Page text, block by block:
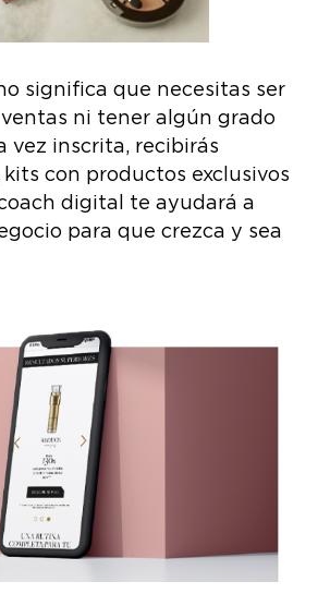
significa que necesitas ser
ni tener algún grado
vez inscrita, recibirás
con productos exclusivos
digital te ayudará a
para que crezca y sea